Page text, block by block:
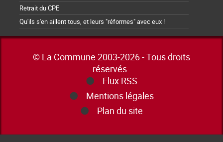
Retrait du CPE
Qu'ils s'en aillent tous, et leurs "réformes" avec eux !
© La Commune 2003-2026 - Tous droits
réservés
Flux RSS
Mentions légales
Plan du site